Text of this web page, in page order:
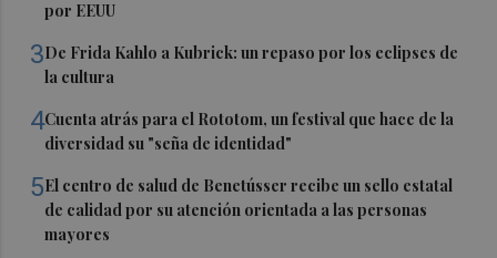
por EEUU
3De Frida Kahlo a Kubrick: un repaso por los eclipses de
la cultura
4Cuenta atrás para el Rototom, un festival que hace de la
diversidad su "seña de identidad"
5El centro de salud de Benetússer recibe un sello estatal
de calidad por su atención orientada a las personas
mayores